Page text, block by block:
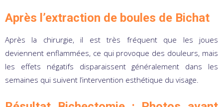
Après l’extraction de boules de Bichat
Après la chirurgie, il est très fréquent que les joues
deviennent enflammées, ce qui provoque des douleurs, mais
les effets négatifs disparaissent généralement dans les
semaines qui suivent l’intervention esthétique du visage.